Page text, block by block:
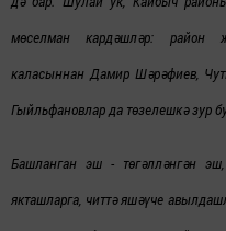
мөселман кардәшләр: район
каласыннан Дамир Шәрәфиев,
Гыйльфановлар да төзелешкә зур
Башланган эш - төгәлләнгән
якташларга, читтә яшәүче